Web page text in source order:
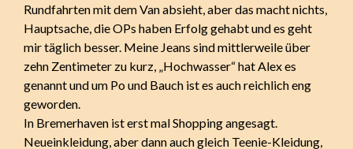
Rundfahrten mit dem Van absieht, aber das macht nichts,
Hauptsache, die OPs haben Erfolg gehabt und es geht
mir täglich besser. Meine Jeans sind mittlerweile über
zehn Zentimeter zu kurz, „Hochwasser“ hat Alex es
genannt und um Po und Bauch ist es auch reichlich eng
geworden.
In Bremerhaven ist erst mal Shopping angesagt.
Neueinkleidung, aber dann auch gleich Teenie-Kleidung,